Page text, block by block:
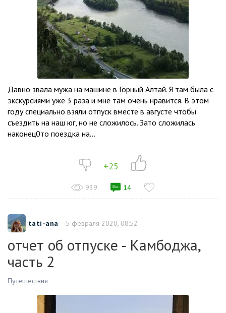
Давно звала мужа на машине в Горный Алтай. Я там была с
экскурсиями уже 3 раза и мне там очень нравится. В этом
году специально взяли отпуск вместе в августе чтобы
съездить на наш юг, но не сложилось. Зато сложилась
наконец0то поездка на...
+25
939 14
tati-ana 5 февраля 2020, 08:52
отчет об отпуске - Камбоджа,
часть 2
Путешествия